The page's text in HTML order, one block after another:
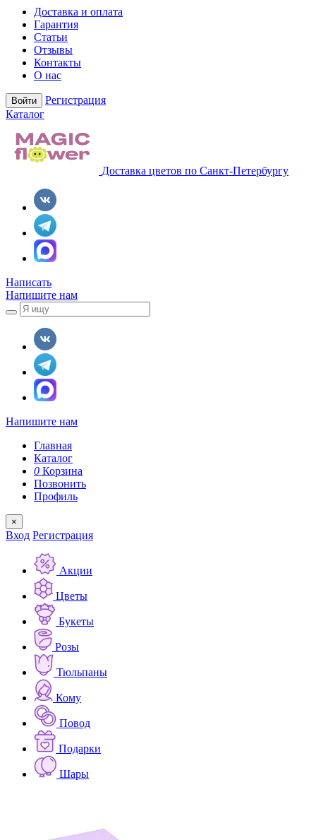
Доставка и оплата
Гарантия
Статьи
Отзывы
Контакты
О нас
Войти
Регистрация
Каталог
Доставка цветов по Санкт-Петербургу
Написать
Напишите нам
Напишите нам
Главная
Каталог
0 Корзина
Позвонить
Профиль
×
Вход Регистрация
Акции
Цветы
Букеты
Розы
Тюльпаны
Кому
Повод
Подарки
Шары